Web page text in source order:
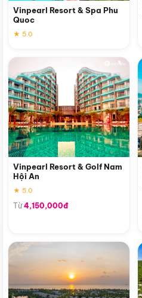
Vinpearl Resort & Spa Phu
Quoc
★ 5.0
Vinpearl Resort & Golf Nam
Hội An
★ 5.0
Từ4,150,000đ